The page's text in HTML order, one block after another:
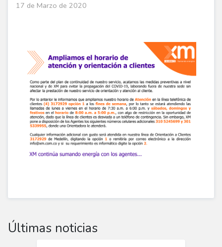
17 de Marzo de 2020
Últimas noticias